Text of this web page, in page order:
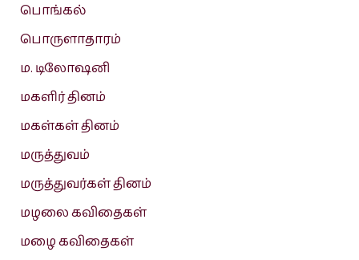
பொங்கல்
பொருளாதாரம்
ம. டிலோஷனி
மகளிர் தினம்
மகள்கள் தினம்
மருத்துவம்
மருத்துவர்கள் தினம்
மழலை கவிதைகள்
மழை கவிதைகள்